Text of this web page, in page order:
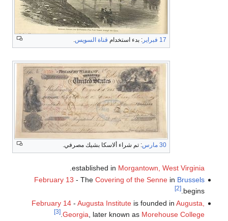
17 فبراير : بدء استخدام قناة السويس
30 مارس : تم شراء ألاسكا بشيك مصرفي.
established in Morgantown, West Virginia
February 13 - The Covering of the Sennein Brussels
begins.
[2]
February 14- Augusta Instituteis founded in Augusta,
Georgia , later known as Morehouse College
.
[3]